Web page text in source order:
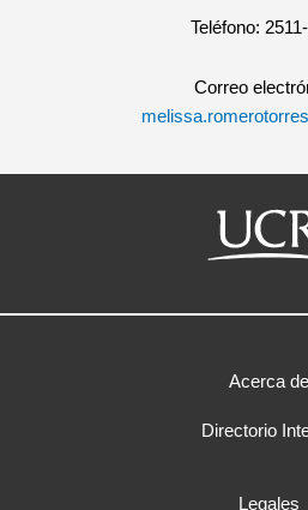
Teléfono:
Correo
Acerca de
Directorio
Legales